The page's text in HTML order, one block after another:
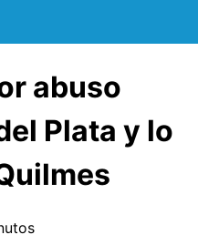
abuso
Plata y lo